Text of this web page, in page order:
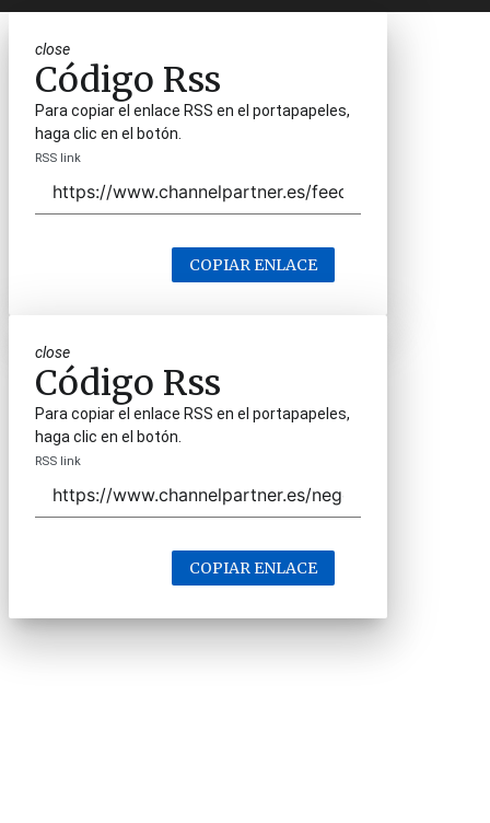
close
Código Rss
Para copiar el enlace RSS en el portapapeles,
haga clic en el botón.
RSS link
COPIAR ENLACE
close
Código Rss
Para copiar el enlace RSS en el portapapeles,
haga clic en el botón.
RSS link
COPIAR ENLACE